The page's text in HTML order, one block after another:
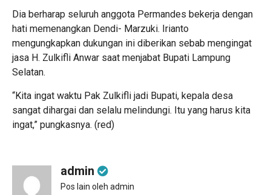
Dia berharap seluruh anggota Permandes bekerja dengan
hati memenangkan Dendi- Marzuki. Irianto
mengungkapkan dukungan ini diberikan sebab mengingat
jasa H. Zulkifli Anwar saat menjabat Bupati Lampung
Selatan.
“Kita ingat waktu Pak Zulkifli jadi Bupati, kepala desa
sangat dihargai dan selalu melindungi. Itu yang harus kita
ingat,” pungkasnya. (red)
admin
Pos lain oleh admin